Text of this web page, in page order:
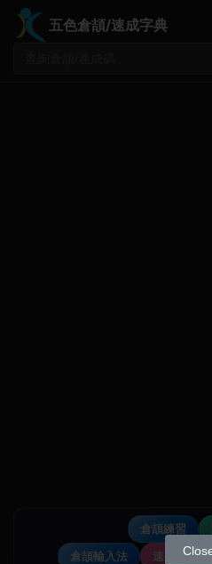
五色倉頡/速成字典
倉頡練習
倉頡輸入法
速成輸入